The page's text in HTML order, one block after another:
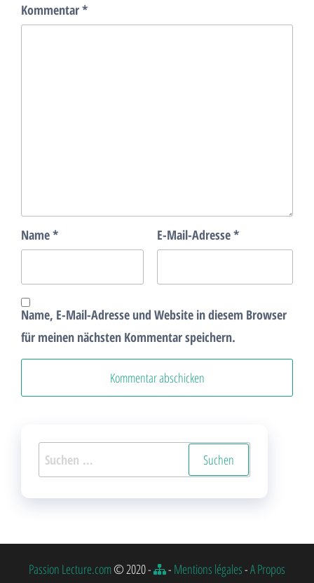
Kommentar*
Name* E-Mail-Adresse*
Name, E-Mail-Adresse und Website in diesem Browser
für meinen nächsten Kommentar speichern.
Suchen
nach:
Passion Lecture.com© 2020 - - Mentions légales-A Propos